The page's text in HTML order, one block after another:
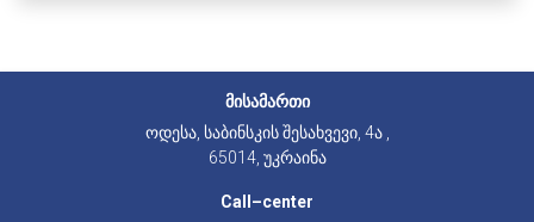
მისამართი
ოდესა, საბინსკის შესახვევი, 4ა ,
65014, უკრაინა
Call–center